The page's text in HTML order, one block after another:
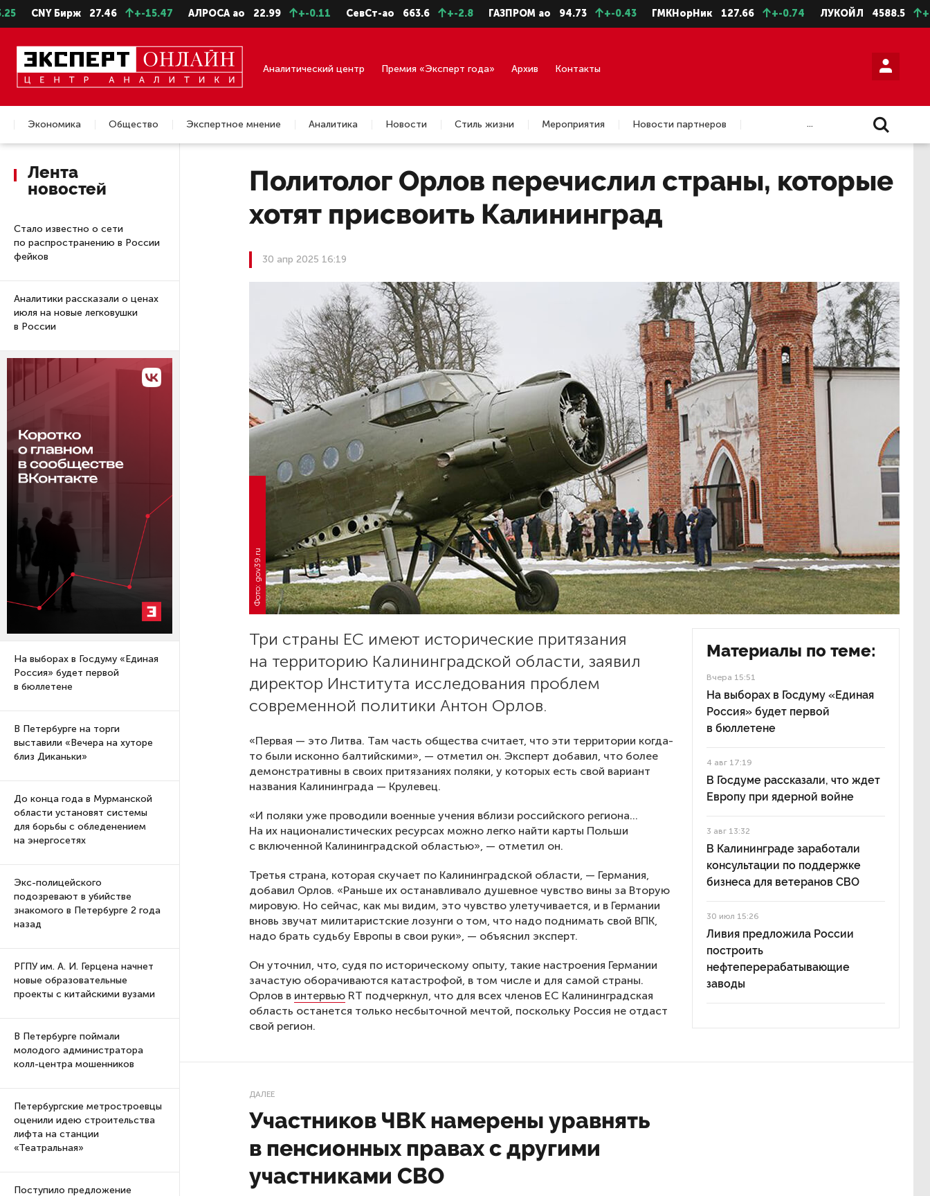
Бирж 27.46 +-15.47 АЛРОСА ао 22.99 +-0.11 СевСт-ао 663.6 +-2.8 ГАЗПРОМ ао 94.73 +-0.43 ГМКНорНик 127.66 +-0.74 ЛУКОЙЛ 4588.5 +-11.5
Аналитический центр Премия «Эксперт года» Архив Контакты
Экономика Общество Экспертное мнение Аналитика Новости Стиль жизни Мероприятия
Новости партнеров
Недвижимость
...
Лента
новостей
Стало известно о сети
по распространению в России
фейков
Аналитики рассказали о ценах
июля на новые легковушки
в России
На выборах в Госдуму «Единая
Россия» будет первой
в бюллетене
В Петербурге на торги
выставили «Вечера на хуторе
близ Диканьки»
До конца года в Мурманской
области установят системы
для борьбы с обледенением
на энергосетях
Экс-полицейского
подозревают в убийстве
знакомого в Петербурге 2 года
назад
РГПУ им. А. И. Герцена начнет
новые образовательные
проекты с китайскими вузами
В Петербурге поймали
молодого администратора
колл-центра мошенников
Петербургские метростроевцы
оценили идею строительства
лифта на станции
«Театральная»
Поступило предложение
Политолог Орлов перечислил страны, которые
хотят присвоить Калининград
30 апр 2025 16:19
Фото: gov39.ru
Три страны ЕС имеют исторические притязания
на территорию Калининградской области, заявил
директор Института исследования проблем
современной политики Антон Орлов.
«Первая — это Литва. Там часть общества считает, что эти территории когда-
то были исконно балтийскими», — отметил он. Эксперт добавил, что более
демонстративны в своих притязаниях поляки, у которых есть свой вариант
названия Калининграда — Крулевец.
«И поляки уже проводили военные учения вблизи российского региона...
На их националистических ресурсах можно легко найти карты Польши
с включенной Калининградской областью», — отметил он.
Третья страна, которая скучает по Калининградской области, — Германия,
добавил Орлов. «Раньше их останавливало душевное чувство вины за Вторую
мировую. Но сейчас, как мы видим, это чувство улетучивается, и в Германии
вновь звучат милитаристские лозунги о том, что надо поднимать свой ВПК,
надо брать судьбу Европы в свои руки», — объяснил эксперт.
Он уточнил, что, судя по историческому опыту, такие настроения Германии
зачастую оборачиваются катастрофой, в том числе и для самой страны.
Орлов в интервью RT подчеркнул, что для всех членов ЕС Калининградская
область останется только несбыточной мечтой, поскольку Россия не отдаст
свой регион.
Материалы по теме:
Вчера 15:51
На выборах в Госдуму «Единая
Россия» будет первой
в бюллетене
4 авг 17:19
В Госдуме рассказали, что ждет
Европу при ядерной войне
3 авг 13:32
В Калининграде заработали
консультации по поддержке
бизнеса для ветеранов СВО
30 июл 15:26
Ливия предложила России
построить
нефтеперерабатывающие
заводы
ДАЛЕЕ
Участников ЧВК намерены уравнять
в пенсионных правах с другими
участниками СВО